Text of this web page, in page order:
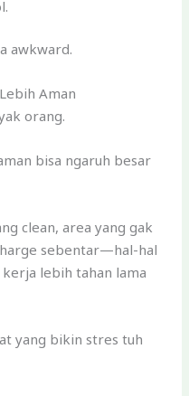
awkward.
Aman
orang.
bisa ngaruh besar
clean, area yang gak
sebentar—hal-hal
lebih tahan lama
yang bikin stres tuh